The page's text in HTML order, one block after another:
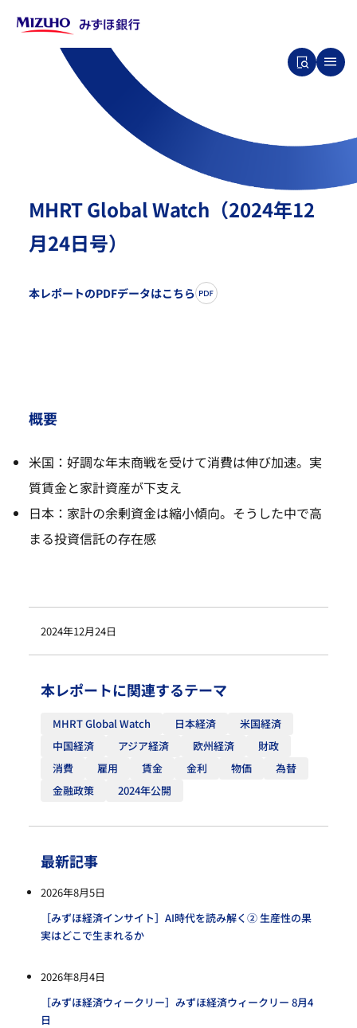
MHRT Global Watch（2024年12
月24日号）
本レポートのPDFデータはこちら
概要
米国：好調な年末商戦を受けて消費は伸び加速。実
質賃金と家計資産が下支え
日本：家計の余剰資金は縮小傾向。そうした中で高
まる投資信託の存在感
最新記事
2026年8月5日
［みずほ経済インサイト］AI時代を読み解く② 生産性の果
実はどこで生まれるか
2026年8月4日
［みずほ経済ウィークリー］みずほ経済ウィークリー 8月4
日
2024年12月24日
本レポートに関連するテーマ
MHRT Global Watch 日本経済
米国経済
中国経済
アジア経済 欧州経済
財政
消費
雇用 賃金 金利 物価
為替
金融政策
2024年公開